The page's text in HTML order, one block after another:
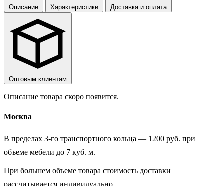
Описание Характеристики Доставка и оплата
Оптовым клиентам
Описание товара скоро появится.
Москва
В пределах 3-го транспортного кольца — 1200 руб. при
объеме мебели до 7 куб. м.
При большем объеме товара стоимость доставки
рассчитывается индивидуально.